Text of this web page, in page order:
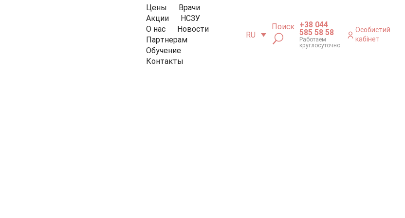
Цены
Врачи
Акции
НСЗУ
О нас
Новости
Партнерам
Обучение
Контакты
RU
Поиск +38 044
585 58 58
Работаем
круглосуточно
Особистий
кабінет